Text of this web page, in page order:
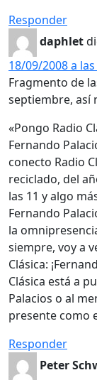
Responder
daphlet
18/09/2008 a
Fragmento de
septiembre, así
«Pongo Radio
Fernando
conecto Radio
reciclado, del
las 11 y algo
Fernando
la
siempre, voy a
Clásica:
Clásica está a
Palacios o al
presente como
Responder
Peter